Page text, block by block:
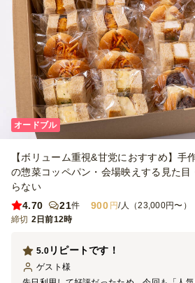
オードブル
【ボリューム重視&甘党におすすめ】手
の惣菜コッペパン・会場映えする見た目
らない
4.70
21件 900 円/人（23,000円〜）
締切 2日前12時
リピートです！
5.0
ゲスト 様